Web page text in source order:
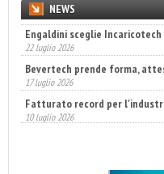
NEWS
Engaldini sceglie Incaricotech
22 luglio 2026
Bevertech prende forma,
17 luglio 2026
Fatturato record per
10 luglio 2026